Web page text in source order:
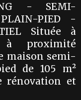
- SEMI-
PIED -
Située à
à proximité
maison semi-
de 105 m²
et